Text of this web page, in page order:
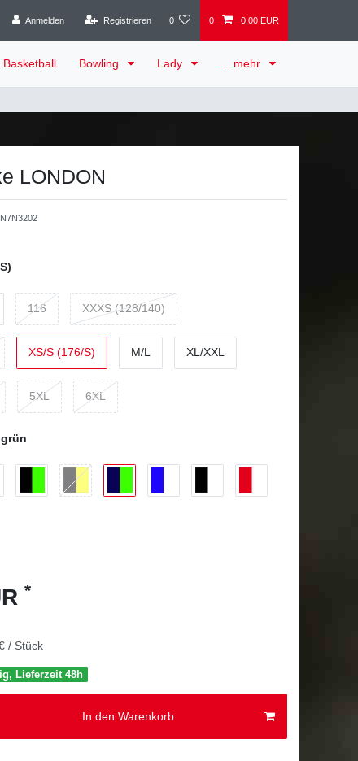
Anmelden
Registrieren 0 0 0,00 EUR
Basketball Bowling Lady ... mehr
LONDON
116 XXXS (128/140)
XS/S (176/S) M/L XL/XXL
5XL 6XL
*
/ Stück
Lieferzeit 48h
In den Warenkorb